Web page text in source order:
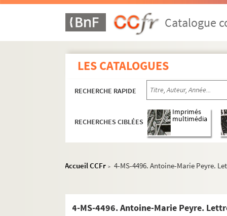
Catalogue
LES CATALOGUES
RECHERCHE RAPIDE
RECHERCHES CIBLÉES
Imprimés
multimédia
Accueil CCFr > 4-MS-4496. Antoine-Marie Peyre.